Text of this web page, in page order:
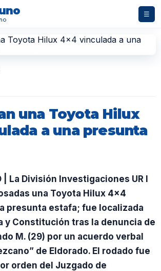
☰
una Toyota Hilux
a una presunta
| La División Investigaciones UR I
una Toyota Hilux 4×4
presunta estafa; fue localizada
y Constitución tras la denuncia de
M. (29) por un acuerdo verbal
de Eldorado. El rodado fue
orden del Juzgado de